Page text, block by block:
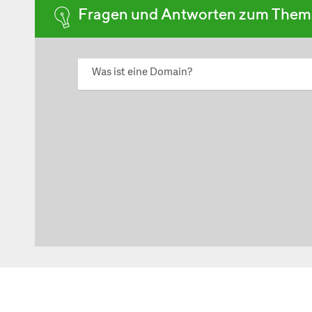
Fragen und Antworten zum
Was ist eine Domain?